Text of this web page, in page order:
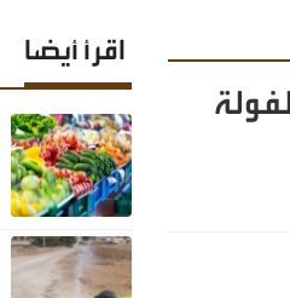
اقرأ أيضا